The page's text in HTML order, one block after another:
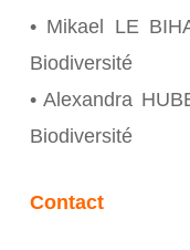
• Mikael LE
Biodiversité
• Alexandra
Biodiversité
Contact